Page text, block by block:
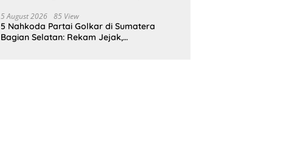
5 August 2026 85 View
5 Nahkoda Partai Golkar di Sumatera
Bagian Selatan: Rekam Jejak,